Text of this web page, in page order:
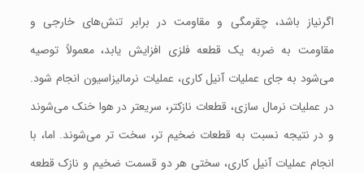
اگرنیاز باشد، چقرمگی و مقاومت در برابر تنش‌های خارجی و
مقاومت به ضربه یک قطعه فلزی افزایش یابد، معمولاً توصیه
می‌شود به جای عملیات آنیل کاری، عملیات نرمالیزاسیون انجام شود.
در عملیات نرمال سازی، قطعات نازکتر، سریعتر در هوا خنک می‌شوند
و در نتیجه نسبت به قطعات ضخیم تر، سخت تر می‌شوند. اما، با
انجام عملیات آنیل کاری، سختی هر دو قسمت ضخیم و نازک قطعه